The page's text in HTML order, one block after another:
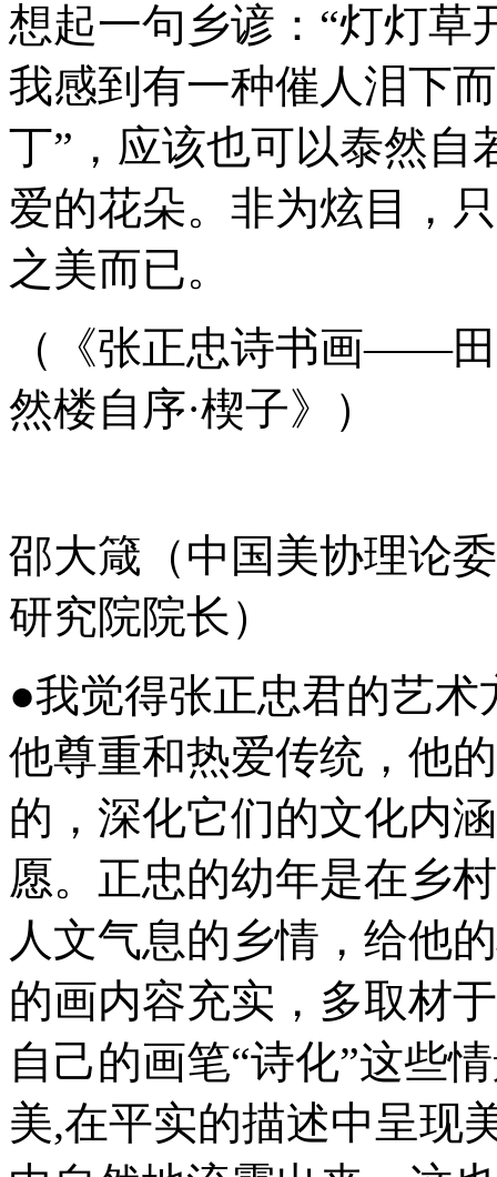
想起一句乡谚：“灯灯草
我感到有一种催人泪下
丁”，应该也可以泰然自
爱的花朵。非为炫目，
之美而已。
（《张正忠诗书画——
然楼自序·楔子》）
邵大箴（中国美协理论
研究院院长）
●我觉得张正忠君的艺
他尊重和热爱传统，他
的，深化它们的文化内
愿。正忠的幼年是在乡
人文气息的乡情，给他
的画内容充实，多取材
自己的画笔“诗化”这些
美,在平实的描述中呈现